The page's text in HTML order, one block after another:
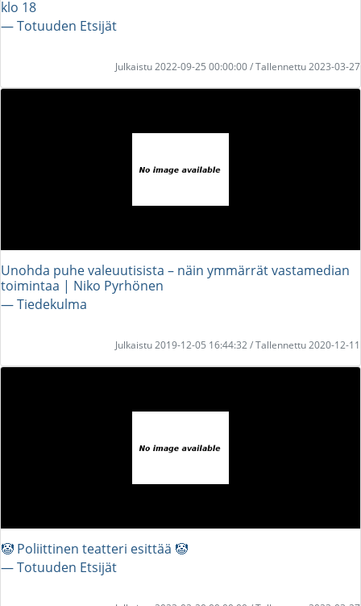
klo 18
― Totuuden Etsijät
Julkaistu 2022-09-25 00:00:00 / Tallennettu 2023-03-27
Unoh­da puhe va­le­uu­ti­sis­ta – näin ym­mär­rät vas­ta­me­dian
toi­min­taa | Niko Pyrhönen
― Tiedekulma
Julkaistu 2019-12-05 16:44:32 / Tallennettu 2020-12-11
🤡 Poliittinen teatteri esittää 🤡
― Totuuden Etsijät